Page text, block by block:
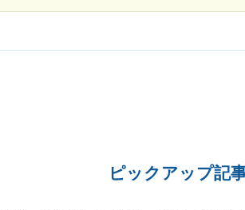
ピックアップ記